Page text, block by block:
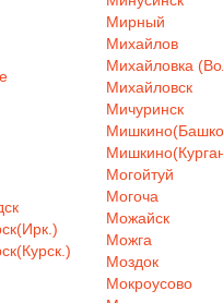
Мирный
Михайлов
Михайловка
Михайловск
Мичуринск
Могойтуй
Могоча
Можайск
Можга
Моздок
Мокроусово